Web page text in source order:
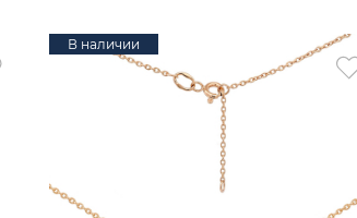
В наличии